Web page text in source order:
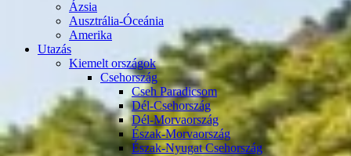
Ázsia
Ausztrália-Óceánia
Amerika
Utazás
Kiemelt országok
Csehország
Cseh Paradicsom
Dél-Csehország
Dél-Morvaország
Észak-Morvaország
Észak-Nyugat Csehország